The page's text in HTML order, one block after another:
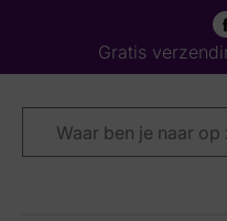
Gratis